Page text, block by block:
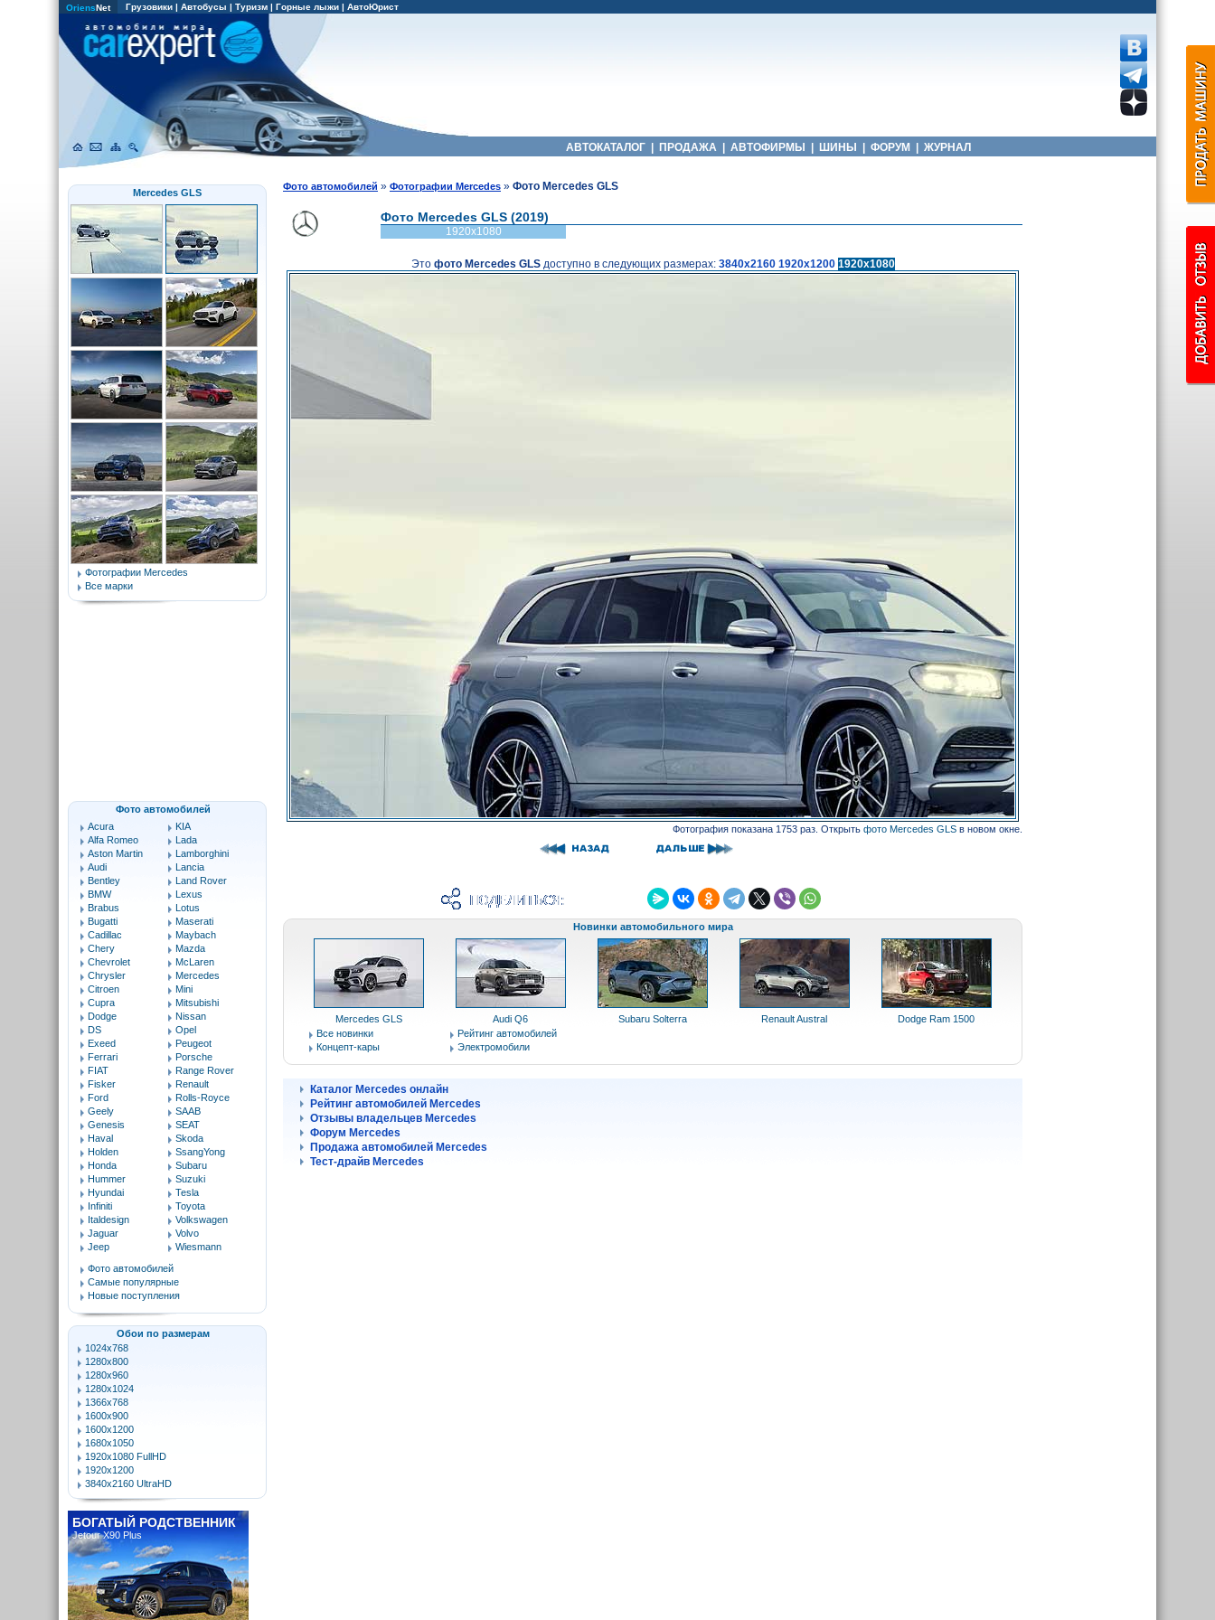
OriensNet Грузовики | Автобусы | Туризм | Горные лыжи | АвтоЮрист
АВТОКАТАЛОГ ПРОДАЖА АВТОФИРМЫ ШИНЫ ФОРУМ ЖУРНАЛ
Mercedes GLS
Фотографии Mercedes
Все марки
Фото автомобилей
Acura
Alfa Romeo
Aston Martin
Audi
Bentley
BMW
Brabus
Bugatti
Cadillac
Chery
Chevrolet
Chrysler
Citroen
Cupra
Dodge
DS
Exeed
Ferrari
FIAT
Fisker
Ford
Geely
Genesis
Haval
Holden
Honda
Hummer
Hyundai
Infiniti
Italdesign
Jaguar
Jeep
KIA
Lada
Lamborghini
Lancia
Land Rover
Lexus
Lotus
Maserati
Maybach
Mazda
McLaren
Mercedes
Mini
Mitsubishi
Nissan
Opel
Peugeot
Porsche
Range Rover
Renault
Rolls-Royce
SAAB
SEAT
Skoda
SsangYong
Subaru
Suzuki
Tesla
Toyota
Volkswagen
Volvo
Wiesmann
Фото автомобилей
Самые популярные
Новые поступления
Обои по размерам
1024x768
1280x800
1280x960
1280x1024
1366x768
1600x900
1600x1200
1680x1050
1920x1080 FullHD
1920x1200
3840x2160 UltraHD
БОГАТЫЙ РОДСТВЕННИК
Jetour X90 Plus
Фото автомобилей » Фотографии Mercedes » Фото Mercedes GLS
Фото Mercedes GLS (2019)
1920x1080
Это фото Mercedes GLSдоступно в следующих размерах: 3840x2160 1920x1200 1920x1080
Фотография показана 1753 раз. Открыть фото Mercedes GLS в новом окне.
Новинки автомобильного мира
Mercedes GLS Audi Q6 Subaru Solterra Renault Austral
Dodge Ram 1500
Все новинки
Концепт-кары
Рейтинг автомобилей
Электромобили
Каталог Mercedes онлайн
Рейтинг автомобилей Mercedes
Отзывы владельцев Mercedes
Форум Mercedes
Продажа автомобилей Mercedes
Тест-драйв Mercedes